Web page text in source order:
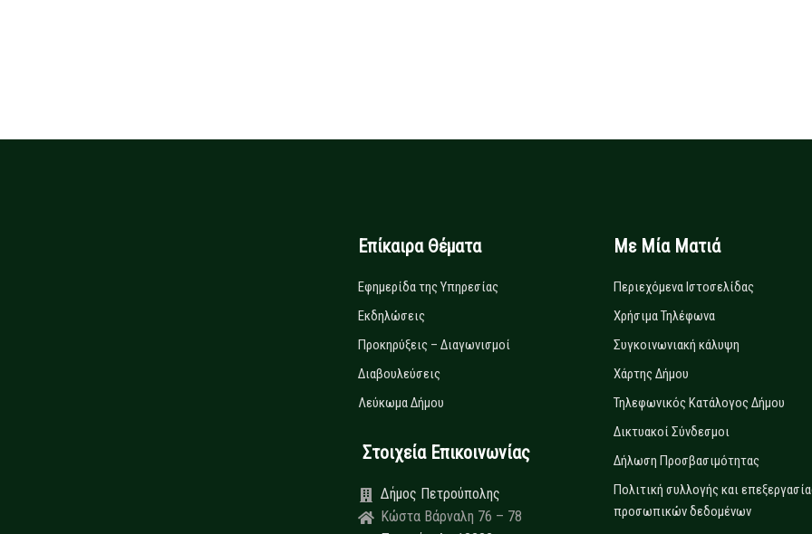
Επίκαιρα Θέματα
Εφημερίδα της Υπηρεσίας
Εκδηλώσεις
Προκηρύξεις – Διαγωνισμοί
Διαβουλεύσεις
Λεύκωμα Δήμου
Στοιχεία Επικοινωνίας
Δήμος Πετρούπολης
Κώστα Βάρναλη 76 – 78
Με Μία Ματιά
Περιεχόμενα Ιστοσελίδας
Χρήσιμα Τηλέφωνα
Συγκοινωνιακή κάλυψη
Χάρτης Δήμου
Τηλεφωνικός Κατάλογος Δήμου
Δικτυακοί Σύνδεσμοι
Δήλωση Προσβασιμότητας
Πολιτική συλλογής και
προσωπικών δεδομένων